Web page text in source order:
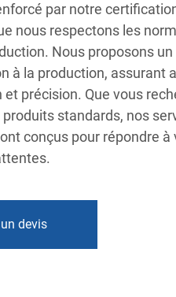
par notre
nous respectons les
Nous proposons
à la production, assurant
précision. Que vous
standards, nos
conçus pour répondre
devis